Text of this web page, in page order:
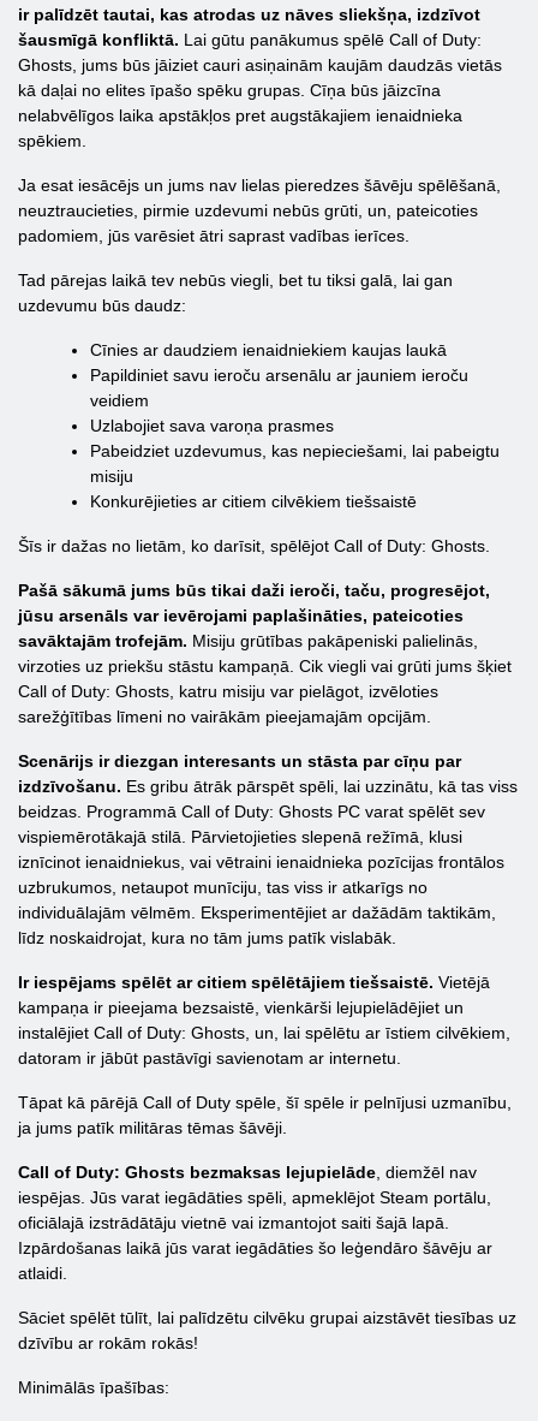
ir palīdzēt tautai, kas atrodas uz nāves sliekšņa, izdzīvot
šausmīgā konfliktā. Lai gūtu panākumus spēlē Call of Duty:
Ghosts, jums būs jāiziet cauri asiņainām kaujām daudzās vietās
kā daļai no elites īpašo spēku grupas. Cīņa būs jāizcīna
nelabvēlīgos laika apstākļos pret augstākajiem ienaidnieka
spēkiem.
Ja esat iesācējs un jums nav lielas pieredzes šāvēju spēlēšanā,
neuztraucieties, pirmie uzdevumi nebūs grūti, un, pateicoties
padomiem, jūs varēsiet ātri saprast vadības ierīces.
Tad pārejas laikā tev nebūs viegli, bet tu tiksi galā, lai gan
uzdevumu būs daudz:
Cīnies ar daudziem ienaidniekiem kaujas laukā
Papildiniet savu ieroču arsenālu ar jauniem ieroču
veidiem
Uzlabojiet sava varoņa prasmes
Pabeidziet uzdevumus, kas nepieciešami, lai pabeigtu
misiju
Konkurējieties ar citiem cilvēkiem tiešsaistē
Šīs ir dažas no lietām, ko darīsit, spēlējot Call of Duty: Ghosts.
Pašā sākumā jums būs tikai daži ieroči, taču, progresējot,
jūsu arsenāls var ievērojami paplašināties, pateicoties
savāktajām trofejām. Misiju grūtības pakāpeniski palielinās,
virzoties uz priekšu stāstu kampaņā. Cik viegli vai grūti jums šķiet
Call of Duty: Ghosts, katru misiju var pielāgot, izvēloties
sarežģītības līmeni no vairākām pieejamajām opcijām.
Scenārijs ir diezgan interesants un stāsta par cīņu par
izdzīvošanu. Es gribu ātrāk pārspēt spēli, lai uzzinātu, kā tas viss
beidzas. Programmā Call of Duty: Ghosts PC varat spēlēt sev
vispiemērotākajā stilā. Pārvietojieties slepenā režīmā, klusi
iznīcinot ienaidniekus, vai vētraini ienaidnieka pozīcijas frontālos
uzbrukumos, netaupot munīciju, tas viss ir atkarīgs no
individuālajām vēlmēm. Eksperimentējiet ar dažādām taktikām,
līdz noskaidrojat, kura no tām jums patīk vislabāk.
Ir iespējams spēlēt ar citiem spēlētājiem tiešsaistē. Vietējā
kampaņa ir pieejama bezsaistē, vienkārši lejupielādējiet un
instalējiet Call of Duty: Ghosts, un, lai spēlētu ar īstiem cilvēkiem,
datoram ir jābūt pastāvīgi savienotam ar internetu.
Tāpat kā pārējā Call of Duty spēle, šī spēle ir pelnījusi uzmanību,
ja jums patīk militāras tēmas šāvēji.
Call of Duty: Ghosts bezmaksas lejupielāde , diemžēl nav
iespējas. Jūs varat iegādāties spēli, apmeklējot Steam portālu,
oficiālajā izstrādātāju vietnē vai izmantojot saiti šajā lapā.
Izpārdošanas laikā jūs varat iegādāties šo leģendāro šāvēju ar
atlaidi.
Sāciet spēlēt tūlīt, lai palīdzētu cilvēku grupai aizstāvēt tiesības uz
dzīvību ar rokām rokās!
Minimālās īpašības: